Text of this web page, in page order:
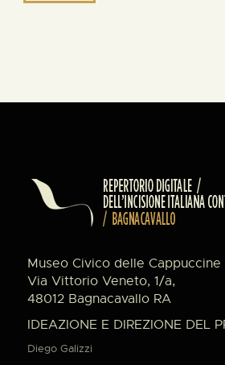
Museo Civico delle Cappuccine
Via Vittorio Veneto, 1/a,
48012 Bagnacavallo RA
IDEAZIONE E DIREZIONE DEL
Diego Galizzi